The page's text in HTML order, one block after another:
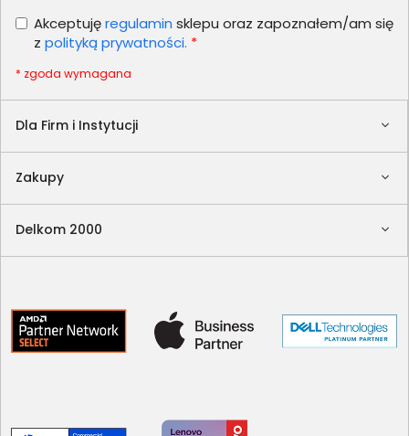
Dla Firm i Instytucji
Zakupy
Delkom 2000
Akceptujęregulamin sklepu oraz zapoznałem/am się
z polityką prywatności. *
* zgoda wymagana